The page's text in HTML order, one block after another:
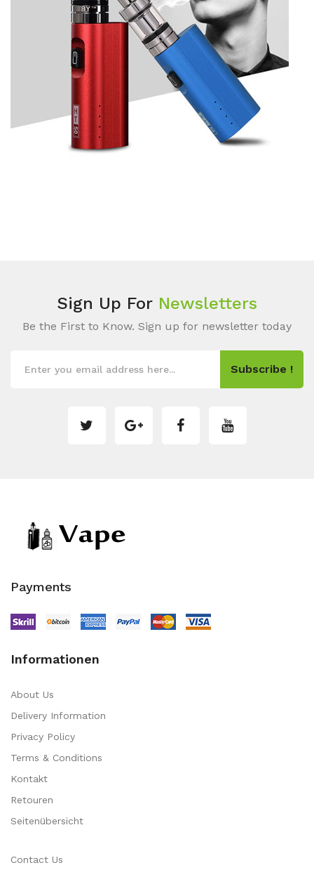
Sign Up For Newsletters
Be the First to Know. Sign up for newsletter today
Subscribe !
Payments
Informationen
About Us
Delivery Information
Privacy Policy
Terms & Conditions
Kontakt
Retouren
Seitenübersicht
Contact Us